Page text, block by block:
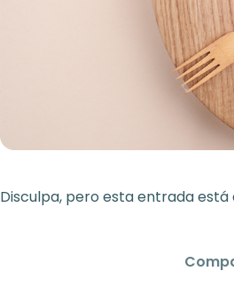
Disculpa, pero esta entrada está